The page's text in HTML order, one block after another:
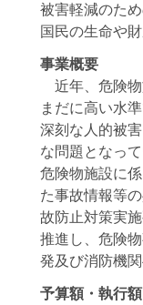
被害軽減のた
国民の生命や
事業概要
近年、危険物
まだに高い水
深刻な人的被
な問題となっ
危険物施設に
た事故情報等
故防止対策実
推進し、危険
発及び消防機
予算額・執行額